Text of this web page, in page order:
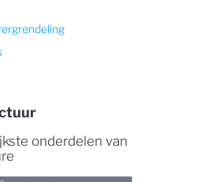
onderdelen van